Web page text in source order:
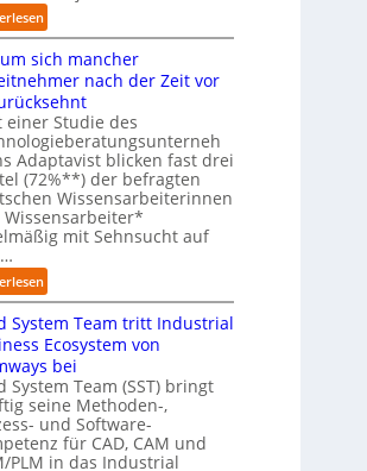
e
r
u
n
g
s
l
ö
s
u
n
g
e
n
n
d
s
t
r
i
e
a
u
t
o
a
t
s
i
e
r
u
n
g
e
g
n
ü
b
e
r
n
i
c
h
-
e
r
o
p
ä
i
s
c
i
d
e
r
O
r
i
e
n
t
i
e
u
n
g
:
K
I
-
A
s
s
i
s
t
e
n
e
n
a
l
s
e
r
s
t
e
sich mancher
nach der Zeit vor
einer Studie des
Adaptavist blicken fast drei
(72%**) der befragten
Wissensarbeiterinnen
Wissensarbeiter*
mit Sehnsucht auf
:
W
a
r
u
m
s
i
c
h
System Team tritt Industrial
Ecosystem von
bei
System Team (SST) bringt
seine Methoden-,
und Software-
für CAD, CAM und
PLM in das Industrial